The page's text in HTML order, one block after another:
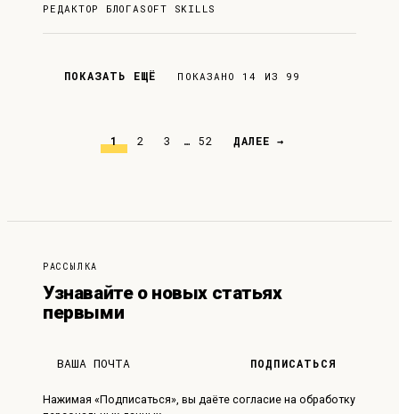
РЕДАКТОР БЛОГАSOFT SKILLS
ПОКАЗАТЬ ЕЩЁ ПОКАЗАНО 14 ИЗ 99
1 2 3 … 52 ДАЛЕЕ →
РАССЫЛКА
Узнавайте о новых статьях
первыми
ПОДПИСАТЬСЯ
Нажимая «Подписаться», вы даёте согласие на обработку